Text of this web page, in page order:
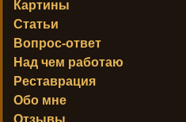
Картины
Статьи
Вопрос-ответ
Над чем работаю
Реставрация
Обо мне
Отзывы